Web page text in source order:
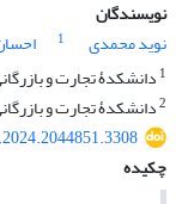
نویسندگان
نوید محمدی
1
1 دانشکدۀ تجارت و
2دانشکدۀ تجارت و
چکیده